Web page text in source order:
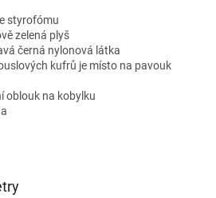
styrofómu
zelená plyš
černá nylonová látka
kufrů je místo na pavouk
oblouk na kobylku